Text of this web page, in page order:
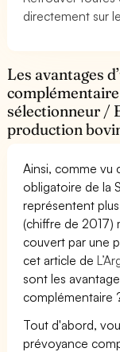
directement sur
Les avantages
sélectionneur /
production
Ainsi, comme vu
obligatoire de la
représentent
(chiffre de 2017)
couvert par une
cet article de
sont les
complémentaire
Tout d'abord,
prévoyance